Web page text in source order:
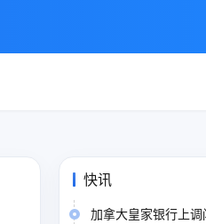
快讯
加拿大皇家银行上